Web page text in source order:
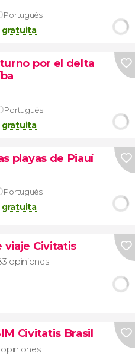
Portugués
gratuita
por el delta
Portugués
gratuita
playas de Piauí
Portugués
gratuita
viaje Civitatis
opiniones
Civitatis Brasil